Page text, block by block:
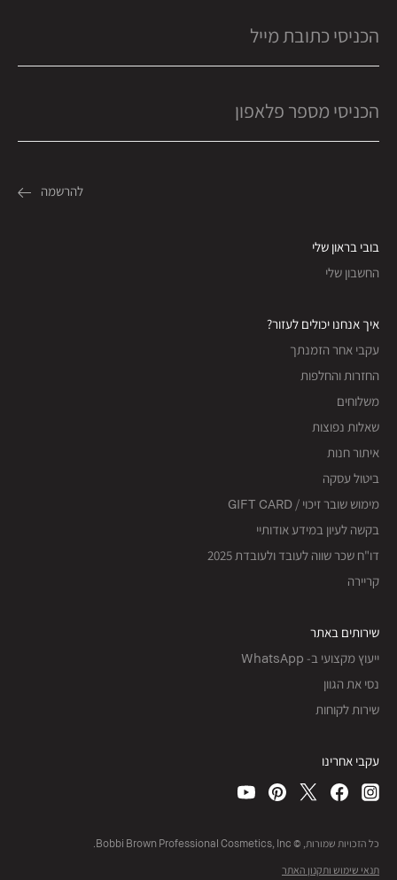
בובי בראון שלי
החשבון שלי
איך אנחנו יכולים לעזור?
עקבי אחר הזמנתך
החזרות והחלפות
משלוחים
שאלות נפוצות
איתור חנות
ביטול עסקה
מימוש שובר זיכוי / GIFT CARD
בקשה לעיון במידע אודותיי
דו"ח שכר שווה לעובד ולעובדת 2025
קריירה
שירותים באתר
ייעוץ מקצועי ב- WhatsApp
נסי את הגוון
שירות לקוחות
עקבי אחרינו
כל הזכויות שמורות, © Bobbi Brown Professional Cosmetics, Inc.
תנאי שימוש ותקנון האתר